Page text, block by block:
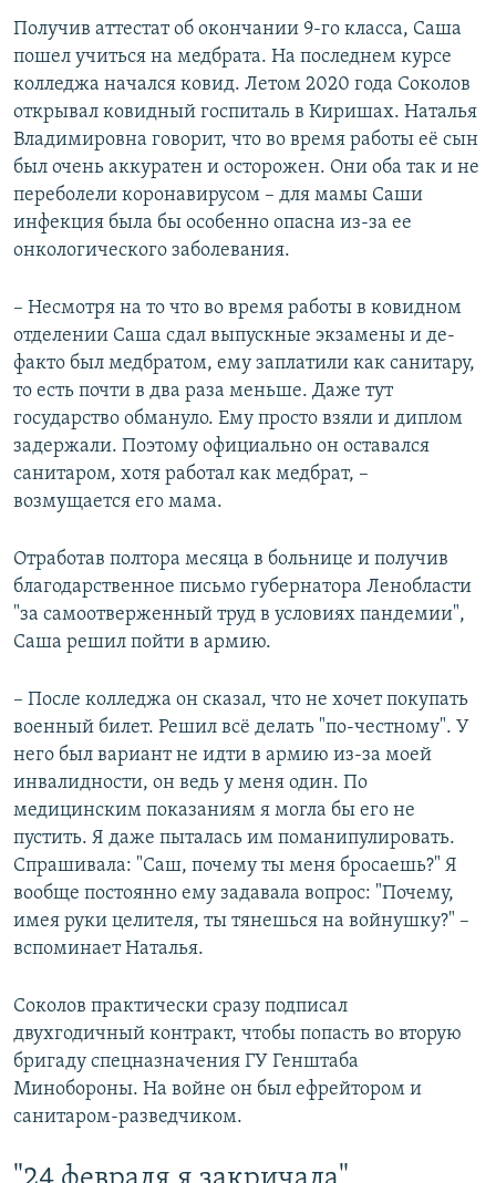
Получив аттестат об окончании 9-го класса, Саша
пошел учиться на медбрата. На последнем курсе
колледжа начался ковид. Летом 2020 года Соколов
открывал ковидный госпиталь в Киришах. Наталья
Владимировна говорит, что во время работы её сын
был очень аккуратен и осторожен. Они оба так и не
переболели коронавирусом – для мамы Саши
инфекция была бы особенно опасна из-за ее
онкологического заболевания.
– Несмотря на то что во время работы в ковидном
отделении Саша сдал выпускные экзамены и де-
факто был медбратом, ему заплатили как санитару,
то есть почти в два раза меньше. Даже тут
государство обмануло. Ему просто взяли и диплом
задержали. Поэтому официально он оставался
санитаром, хотя работал как медбрат, –
возмущается его мама.
Отработав полтора месяца в больнице и получив
благодарственное письмо губернатора Ленобласти
"за самоотверженный труд в условиях пандемии",
Саша решил пойти в армию.
– После колледжа он сказал, что не хочет покупать
военный билет. Решил всё делать "по-честному". У
него был вариант не идти в армию из-за моей
инвалидности, он ведь у меня один. По
медицинским показаниям я могла бы его не
пустить. Я даже пыталась им поманипулировать.
Спрашивала: "Саш, почему ты меня бросаешь?" Я
вообще постоянно ему задавала вопрос: "Почему,
имея руки целителя, ты тянешься на войнушку?" –
вспоминает Наталья.
Соколов практически сразу подписал
двухгодичный контракт, чтобы попасть во вторую
бригаду спецназначения ГУ Генштаба
Минобороны. На войне он был ефрейтором и
санитаром-разведчиком.